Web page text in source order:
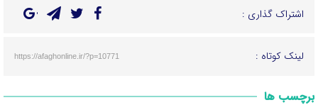
اشتراک گذاری :
لینک کوتاه : https://afaghonline.ir/?p=10771
برچسب ها